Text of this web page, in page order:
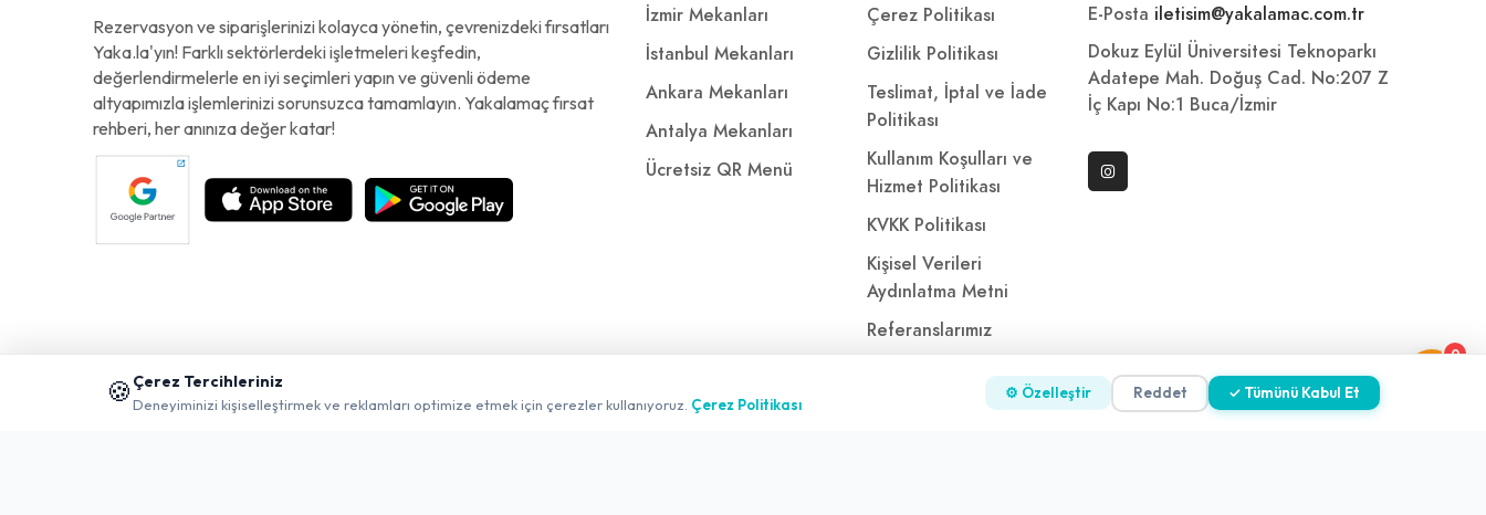
0
Rezervasyon ve siparişlerinizi kolayca yönetin, çevrenizdeki fırsatları
Yaka.la'yın! Farklı sektörlerdeki işletmeleri keşfedin,
değerlendirmelerle en iyi seçimleri yapın ve güvenli ödeme
altyapımızla işlemlerinizi sorunsuzca tamamlayın. Yakalamaç fırsat
rehberi, her anınıza değer katar!
İzmir Mekanları
İstanbul Mekanları
Ankara Mekanları
Antalya Mekanları
Ücretsiz QR Menü
Çerez Politikası
Gizlilik Politikası
Teslimat, İptal ve İade
Politikası
Kullanım Koşulları ve
Hizmet Politikası
KVKK Politikası
Kişisel Verileri
Aydınlatma Metni
Referanslarımız
E-Posta iletisim@yakalamac.com.tr
Dokuz Eylül Üniversitesi Teknoparkı
Adatepe Mah. Doğuş Cad. No:207 Z
İç Kapı No:1 Buca/İzmir
🍪 Çerez Tercihleriniz
Deneyiminizi kişiselleştirmek ve reklamları optimize etmek için çerezler kullanıyoruz. Çerez Politikası
⚙ Özelleştir Reddet ✓ Tümünü Kabul Et